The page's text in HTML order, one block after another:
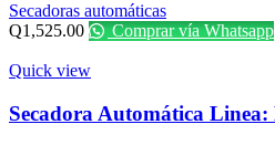
Secadoras automáticas
Q1,525.00 Comprar vía Whatsapp
Quick view
Secadora Automática